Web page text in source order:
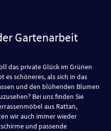
Gartenarbeit
das private Glück im Grünen
es schöneres, als sich in das
und den blühenden Blumen
Bei uns finden Sie
aus Rattan,
wir auch immer wieder
und passende